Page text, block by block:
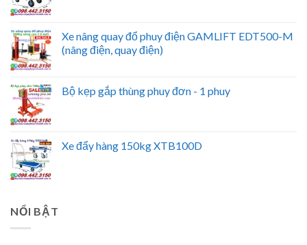
Xe nâng quay đổ phuy điện GAMLIFT EDT500-M
(nâng điện, quay điện)
Bộ kẹp gắp thùng phuy đơn - 1 phuy
Xe đẩy hàng 150kg XTB100D
NỔI BẬT